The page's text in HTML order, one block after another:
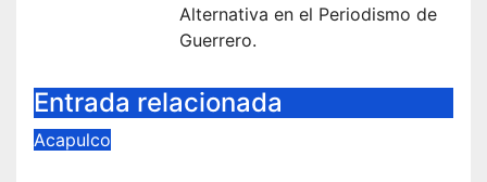
Alternativa en el Periodismo de
Guerrero.
Entrada relacionada
Acapulco